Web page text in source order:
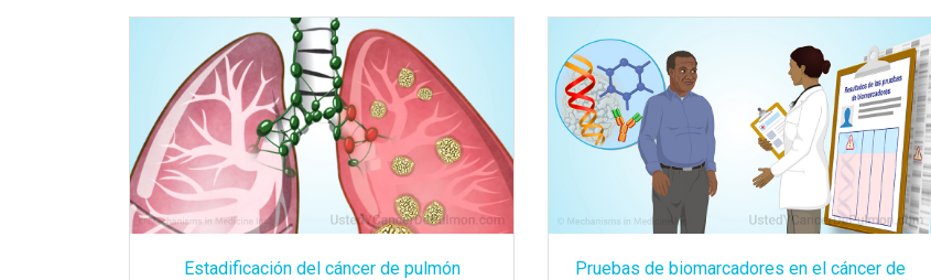
Estadificación del cáncer de pulmón
Pruebas de biomarcadores en el cáncer de